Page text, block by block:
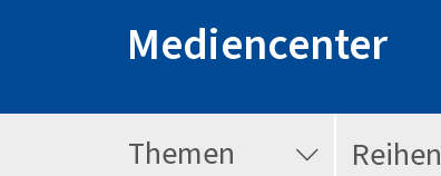
Mediencenter
Themen Reihen